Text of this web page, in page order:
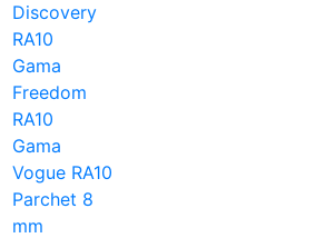
Discovery
RA10
Gama
Freedom
RA10
Gama
Vogue RA10
Parchet 8
mm